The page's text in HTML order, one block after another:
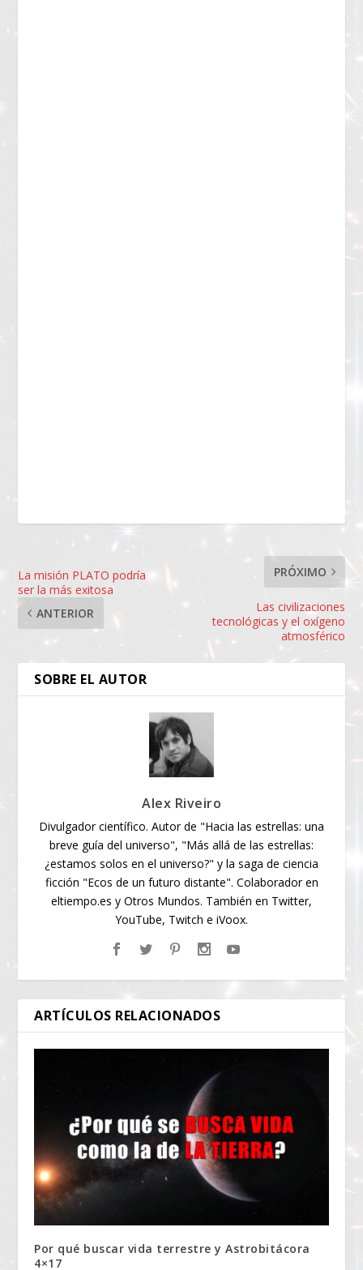
La misión PLATO podría
ser la más exitosa
ANTERIOR
PRÓXIMO
Las civilizaciones
tecnológicas y el oxígeno
atmosférico
SOBRE EL AUTOR
Alex Riveiro
Divulgador científico. Autor de "Hacia las estrellas: una
breve guía del universo", "Más allá de las estrellas:
¿estamos solos en el universo?" y la saga de ciencia
ficción "Ecos de un futuro distante". Colaborador en
eltiempo.es y Otros Mundos. También en Twitter,
YouTube, Twitch e iVoox.
ARTÍCULOS RELACIONADOS
Por qué buscar vida terrestre y Astrobitácora
4×17